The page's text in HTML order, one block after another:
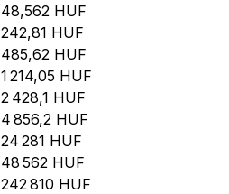
48,562 HUF
242,81 HUF
485,62 HUF
1 214,05 HUF
2 428,1 HUF
4 856,2 HUF
24 281 HUF
48 562 HUF
242 810 HUF